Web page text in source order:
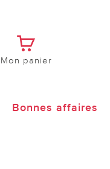
Mon panier
Bonnes affaires